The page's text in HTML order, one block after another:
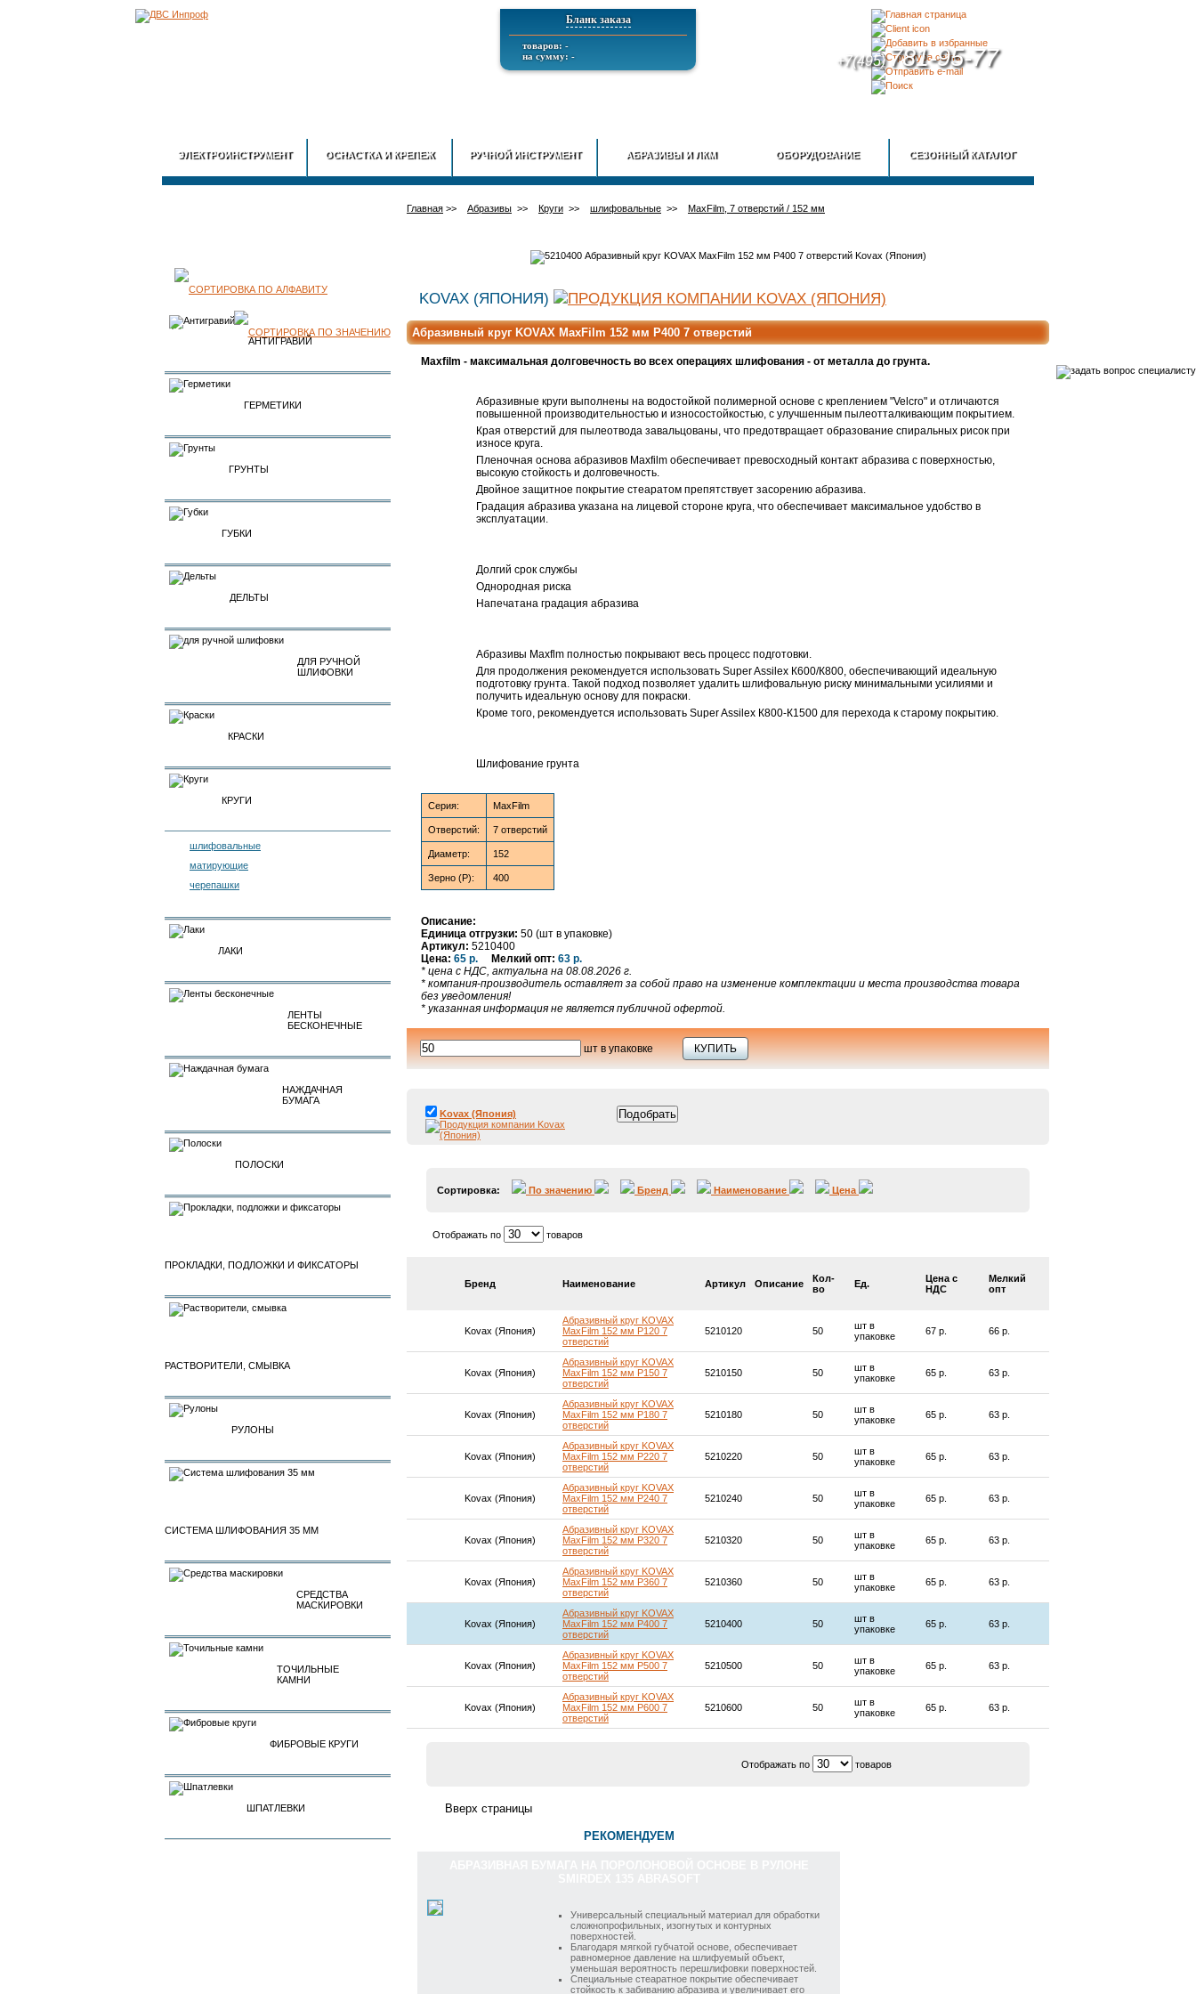
Бланк заказа
товаров: -
на сумму: -
+7(495)781-95-77
ЭЛЕКТРОИНСТРУМЕНТ ОСНАСТКА И КРЕПЕЖ РУЧНОЙ ИНСТРУМЕНТ АБРАЗИВЫ И ЛКМ ОБОРУДОВАНИЕ СЕЗОННЫЙ КАТАЛОГ
ПРОДУКЦИИ
АНТИГРАВИЙ
ГЕРМЕТИКИ
ГРУНТЫ
ГУБКИ
ДЕЛЬТЫ
ДЛЯ РУЧНОЙ
ШЛИФОВКИ
КРАСКИ
КРУГИ
шлифовальные
матирующие
черепашки
ЛАКИ
ЛЕНТЫ
БЕСКОНЕЧНЫЕ
НАЖДАЧНАЯ
БУМАГА
ПОЛОСКИ
ПРОКЛАДКИ, ПОДЛОЖКИ И ФИКСАТОРЫ
РАСТВОРИТЕЛИ, СМЫВКА
РУЛОНЫ
СИСТЕМА ШЛИФОВАНИЯ 35 ММ
СРЕДСТВА
МАСКИРОВКИ
ТОЧИЛЬНЫЕ
КАМНИ
ФИБРОВЫЕ КРУГИ
ШПАТЛЕВКИ
Главная >> Абразивы >> Круги >> шлифовальные >> MaxFilm, 7 отверстий / 152 мм
KOVAX (ЯПОНИЯ)
Абразивный круг KOVAX MaxFilm 152 мм P400 7 отверстий
Maxfilm - максимальная долговечность во всех операциях шлифования - от металла до грунта.
Абразивные круги выполнены на водостойкой полимерной основе с креплением "Velcro" и отличаются
повышенной производительностью и износостойкостью, с улучшенным пылеотталкивающим покрытием.
Края отверстий для пылеотвода завальцованы, что предотвращает образование спиральных рисок при
износе круга.
Пленочная основа абразивов Maxfilm обеспечивает превосходный контакт абразива с поверхностью,
высокую стойкость и долговечность.
Двойное защитное покрытие стеаратом препятствует засорению абразива.
Градация абразива указана на лицевой стороне круга, что обеспечивает максимальное удобство в
эксплуатации.
Долгий срок службы
Однородная риска
Напечатана градация абразива
Абразивы Maxflm полностью покрывают весь процесс подготовки.
Для продолжения рекомендуется использовать Super Assilex К600/К800, обеспечивающий идеальную
подготовку грунта. Такой подход позволяет удалить шлифовальную риску минимальными усилиями и
получить идеальную основу для покраски.
Кроме того, рекомендуется использовать Super Assilex К800-К1500 для перехода к старому покрытию.
Шлифование грунта
Серия: MaxFilm
Отверстий: 7 отверстий
Диаметр: 152
Зерно (P): 400
Описание:
Единица отгрузки: 50 (шт в упаковке)
Артикул: 5210400
Цена: 65 р. Мелкий опт: 63 р.
* цена с НДС, актуальна на 08.08.2026 г.
* компания-производитель оставляет за собой право на изменение комплектации и места производства товара
без уведомления!
* указанная информация не является публичной офертой.
шт в упаковке КУПИТЬ
Kovax (Япония)
Сортировка: По значению Бренд Наименование Цена
Отображать по товаров
Бренд Наименование Артикул Описание
Кол-
во
Ед.
Цена с
НДС
Мелкий
опт
Kovax (Япония)
Абразивный круг KOVAX
MaxFilm 152 мм P120 7
отверстий
5210120 50
шт в
упаковке
67 р. 66 р.
Kovax (Япония)
Абразивный круг KOVAX
MaxFilm 152 мм P150 7
отверстий
5210150 50
шт в
упаковке
65 р. 63 р.
Kovax (Япония)
Абразивный круг KOVAX
MaxFilm 152 мм P180 7
отверстий
5210180 50
шт в
упаковке
65 р. 63 р.
Kovax (Япония)
Абразивный круг KOVAX
MaxFilm 152 мм P220 7
отверстий
5210220 50
шт в
упаковке
65 р. 63 р.
Kovax (Япония)
Абразивный круг KOVAX
MaxFilm 152 мм P240 7
отверстий
5210240 50
шт в
упаковке
65 р. 63 р.
Kovax (Япония)
Абразивный круг KOVAX
MaxFilm 152 мм P320 7
отверстий
5210320 50
шт в
упаковке
65 р. 63 р.
Kovax (Япония)
Абразивный круг KOVAX
MaxFilm 152 мм P360 7
отверстий
5210360 50
шт в
упаковке
65 р. 63 р.
Kovax (Япония)
Абразивный круг KOVAX
MaxFilm 152 мм P400 7
отверстий
5210400 50
шт в
упаковке
65 р. 63 р.
Kovax (Япония)
Абразивный круг KOVAX
MaxFilm 152 мм P500 7
отверстий
5210500 50
шт в
упаковке
65 р. 63 р.
Kovax (Япония)
Абразивный круг KOVAX
MaxFilm 152 мм P600 7
отверстий
5210600 50
шт в
упаковке
65 р. 63 р.
Отображать по товаров
РЕКОМЕНДУЕМ
Универсальный специальный материал для обработки
сложнопрофильных, изогнутых и контурных
поверхностей.
Благодаря мягкой губчатой основе, обеспечивает
равномерное давление на шлифуемый объект,
уменьшая вероятность перешлифовки поверхностей.
Специальные стеаратное покрытие обеспечивает
стойкость к забиванию абразива и увеличивает его